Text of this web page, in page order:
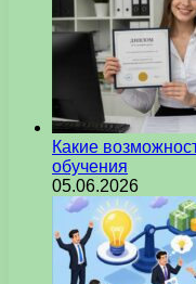
Какие
обучения
05.06.2026